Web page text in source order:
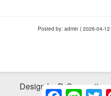
Facebook
Line
Posted by: admin ( 2026-04-
Design by D-